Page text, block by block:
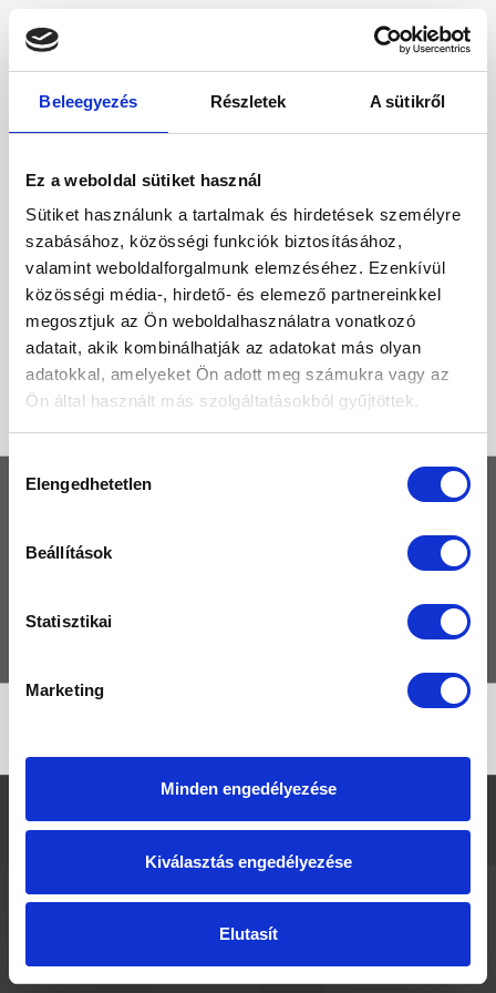
Beleegyezés Részletek A sütikről
Ez a weboldal sütiket használ
Sütiket használunk a tartalmak és hirdetések személyre
szabásához, közösségi funkciók biztosításához,
valamint weboldalforgalmunk elemzéséhez. Ezenkívül
közösségi média-, hirdető- és elemező partnereinkkel
megosztjuk az Ön weboldalhasználatra vonatkozó
adatait, akik kombinálhatják az adatokat más olyan
adatokkal, amelyeket Ön adott meg számukra vagy az
Ön által használt más szolgáltatásokból gyűjtöttek.
Hozzájárulás
kiválasztása
Elengedhetetlen
Beállítások
Statisztikai
Marketing
Minden engedélyezése
Kiválasztás engedélyezése
Elutasít
KEZDŐLAP
MÁRKÁK
Fürdő Outlet © Kád, Masszázsrendszer, Zuhanytálca kiárusítás
nyilatkozat|Adatvédelmi irányelvek